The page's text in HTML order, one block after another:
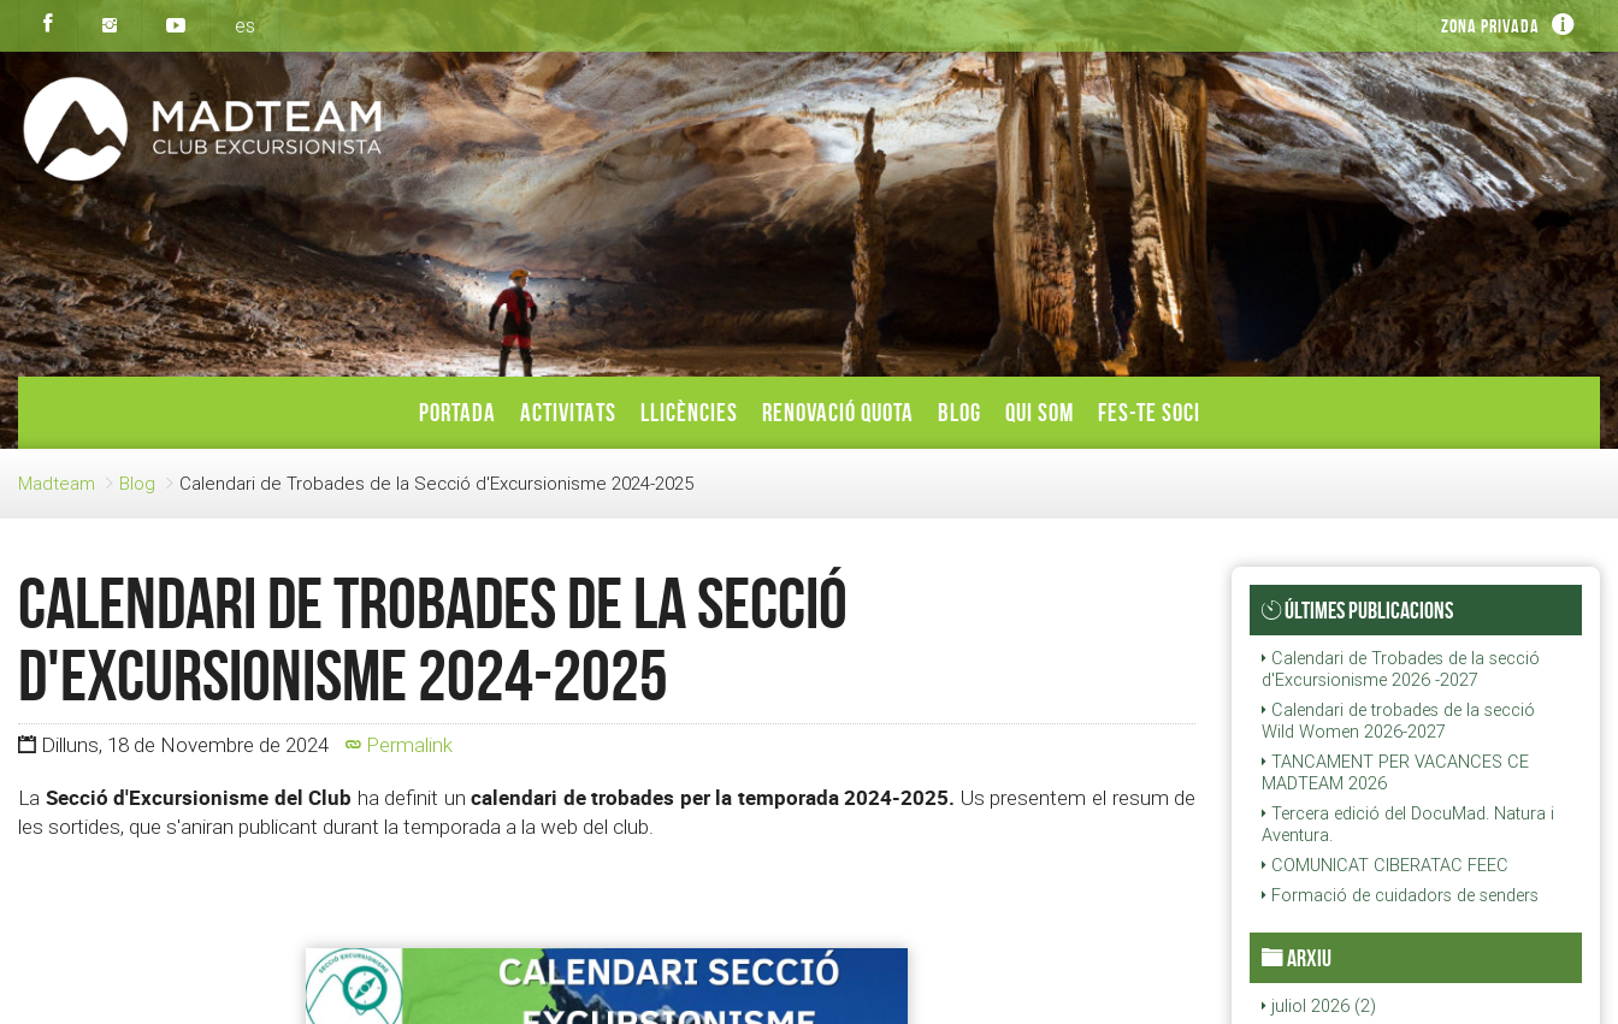
es Zona privada
PORTADA ACTIVITATS LLICÈNCIES RENOVACIÓ QUOTA BLOG QUI SOM FES-TE SOCI
Madteam Blog Calendari de Trobades de la Secció d'Excursionisme 2024-2025
Calendari de Trobades de la Secció
d'Excursionisme 2024-2025
Dilluns, 18 de Novembre de 2024
Permalink
La Secció d'Excursionisme del Club ha definit un calendari de trobades per la temporada 2024-2025. Us presentem el resum de
les sortides, que s'aniran publicant durant la temporada a la web del club.
ÚLTIMES PUBLICACIONS
Calendari de Trobades de la secció
d'Excursionisme 2026 -2027
Calendari de trobades de la secció
Wild Women 2026-2027
TANCAMENT PER VACANCES CE
MADTEAM 2026
Tercera edició del DocuMad. Natura i
Aventura.
COMUNICAT CIBERATAC FEEC
Formació de cuidadors de senders
ARXIU
juliol 2026 (2)